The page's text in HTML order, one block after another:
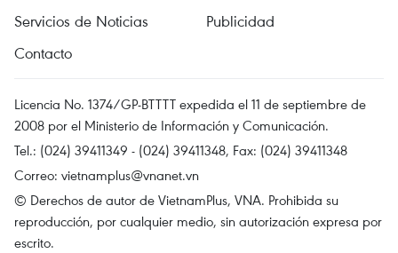
Servicios de Noticias
Publicidad
Contacto
Licencia No. 1374/GP-BTTTT expedida el 11 de septiembre de
2008 por el Ministerio de Información y Comunicación.
Tel.: (024) 39411349 - (024) 39411348, Fax: (024) 39411348
Correo: vietnamplus@vnanet.vn
© Derechos de autor de VietnamPlus, VNA. Prohibida su
reproducción, por cualquier medio, sin autorización expresa por
escrito.